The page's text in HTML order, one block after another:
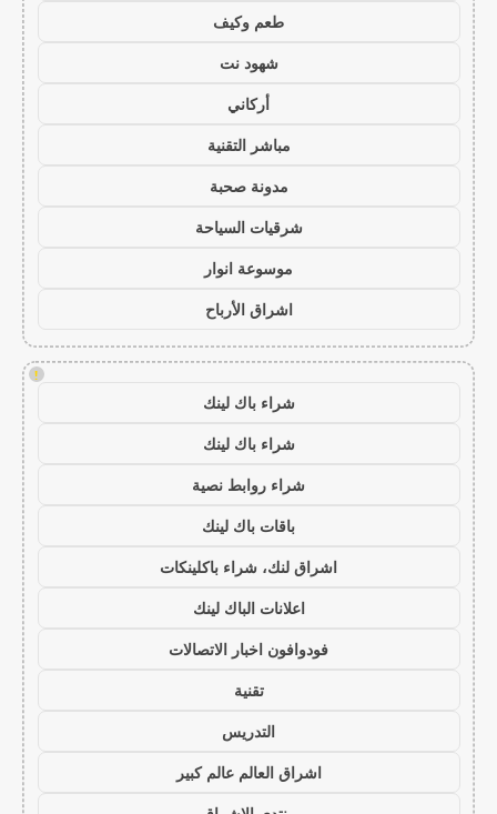
طعم وكيف
شهود نت
أركاني
مباشر التقنية
مدونة صحبة
شرقيات السياحة
موسوعة انوار
اشراق الأرباح
!
شراء باك لينك
شراء باك لينك
شراء روابط نصية
باقات باك لينك
اشراق لنك، شراء باكلينكات
اعلانات الباك لينك
فودوافون اخبار الاتصالات
تقنية
التدريس
اشراق العالم عالم كبير